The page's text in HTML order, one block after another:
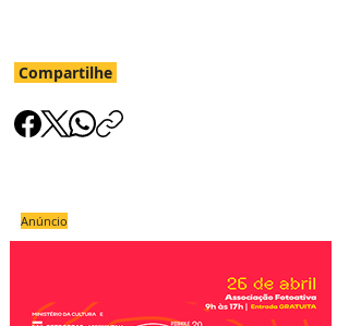
Compartilhe
Anúncio